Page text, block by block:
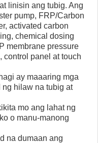
linisin ang tubig. Ang
pump, FRP/Carbon
activated carbon
chemical dosing
membrane pressure
control panel at touch
ay maaaring mga
hilaw na tubig at
mo ang lahat ng
o manu-manong
na dumaan ang